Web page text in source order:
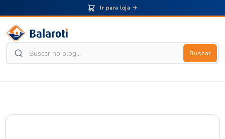
Ir para loja →
Buscar